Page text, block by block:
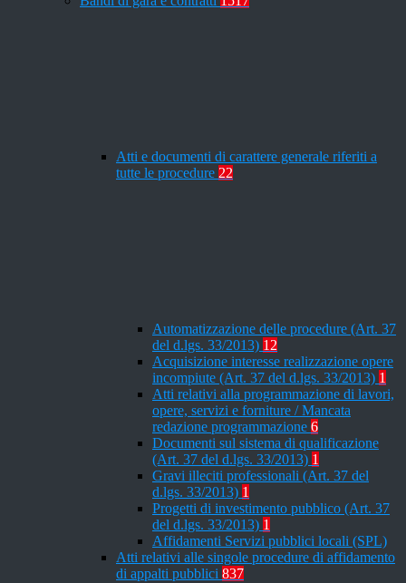
Atti e documenti di carattere generale riferiti a
tutte le procedure 22
Automatizzazione delle procedure (Art. 37
del d.lgs. 33/2013) 12
Acquisizione interesse realizzazione opere
incompiute (Art. 37 del d.lgs. 33/2013) 1
Atti relativi alla programmazione di lavori,
opere, servizi e forniture / Mancata
redazione programmazione 6
Documenti sul sistema di qualificazione
(Art. 37 del d.lgs. 33/2013) 1
Gravi illeciti professionali (Art. 37 del
d.lgs. 33/2013) 1
Progetti di investimento pubblico (Art. 37
del d.lgs. 33/2013) 1
Affidamenti Servizi pubblici locali (SPL)
Atti relativi alle singole procedure di affidamento
di appalti pubblici 837